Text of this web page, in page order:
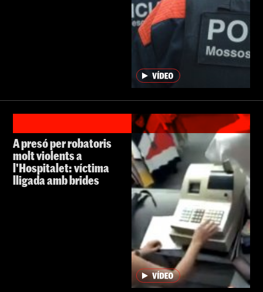
A presó per robatoris
molt violents a
l'Hospitalet: víctima
lligada amb brides